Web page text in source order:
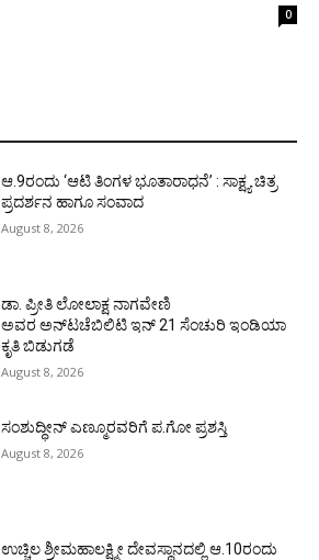
0
ಆ.9ರಂದು ‘ಆಟಿ ತಿಂಗಳ ಭೂತಾರಾಧನೆ’ : ಸಾಕ್ಷ್ಯ ಚಿತ್ರ
ಪ್ರದರ್ಶನ ಹಾಗೂ ಸಂವಾದ
August 8, 2026
ಡಾ. ಪ್ರೀತಿ ಲೋಲಾಕ್ಷ ನಾಗವೇಣಿ
ಅವರ ಅನ್‌ಟಚೆಬಿಲಿಟಿ ಇನ್ 21 ಸೆಂಚುರಿ ಇಂಡಿಯಾ
ಕೃತಿ ಬಿಡುಗಡೆ
August 8, 2026
ಸಂಶುದ್ಧೀನ್ ಎಣ್ಮೂರವರಿಗೆ ಪ.ಗೋ ಪ್ರಶಸ್ತಿ
August 8, 2026
ಉಚ್ಚಿಲ ಶ್ರೀಮಹಾಲಕ್ಷ್ಮೀ ದೇವಸ್ಥಾನದಲ್ಲಿ ಆ.10ರಂದು